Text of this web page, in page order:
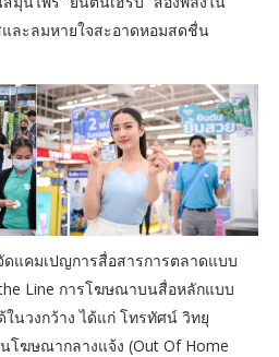
และลมหายใจสะอาดหอมสดชื่น
ดแคมเปญการสื่อสารการตลาดแบบ
Line การโฆษณาบนสื่อหลักแบบ
ในวงกว้าง ได้แก่ โทรทัศน์ วิทยุ
ฆษณากลางแจ้ง (Out Of Home